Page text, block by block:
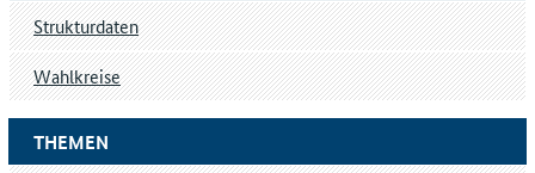
THEMEN
Strukturdaten
Wahlkreise